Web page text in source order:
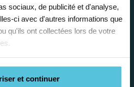
sociaux, de publicité et d'analyse,
ci avec d'autres informations que
qu'ils ont collectées lors de votre
et continuer
le meilleur
nous organisons votre
fonction de votre profil,
et votre flexibilité.